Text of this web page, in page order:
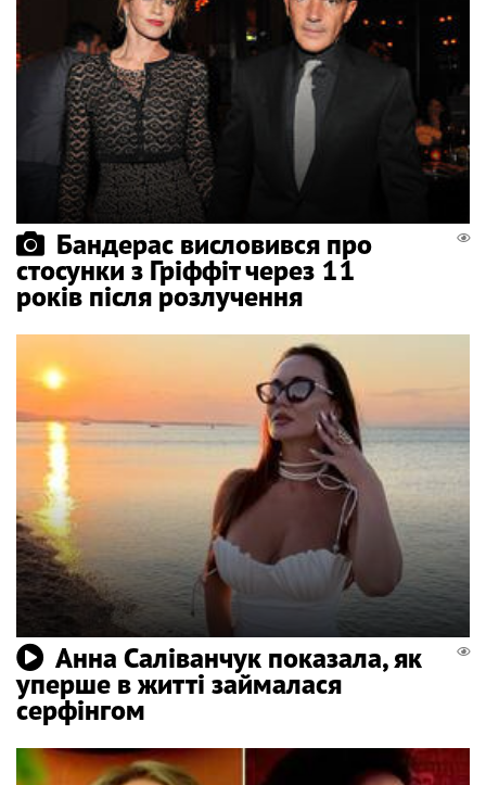
Бандерас висловився про
стосунки з Гріффіт через 11
років після розлучення
Анна Саліванчук показала, як
уперше в житті займалася
серфінгом